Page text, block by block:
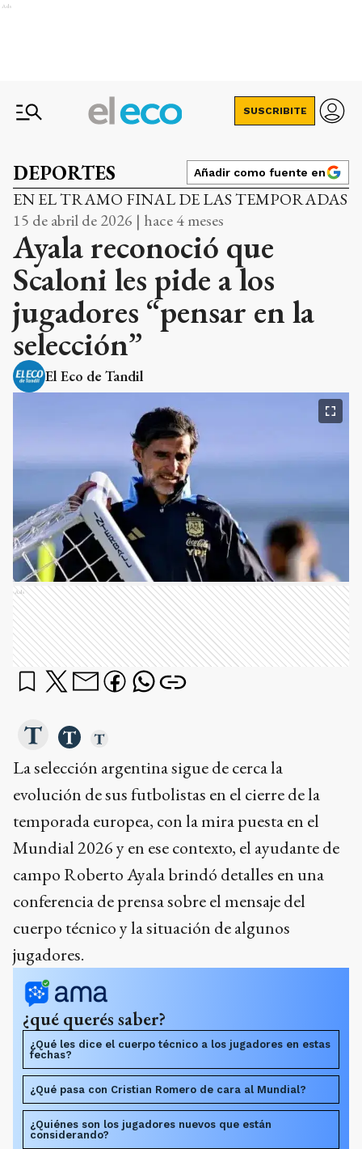
Ads
SUSCRIBITE
DEPORTES Añadir como fuente en
EN EL TRAMO FINAL DE LAS TEMPORADAS
15 de abril de 2026 | hace 4 meses
Ayala reconoció que
Scaloni les pide a los
jugadores “pensar en la
selección”
El Eco de Tandil
Ads
La selección argentina sigue de cerca la
evolución de sus futbolistas en el cierre de la
temporada europea, con la mira puesta en el
Mundial 2026 y en ese contexto, el ayudante de
campo Roberto Ayala brindó detalles en una
conferencia de prensa sobre el mensaje del
cuerpo técnico y la situación de algunos
jugadores.
¿qué querés saber?
¿Qué les dice el cuerpo técnico a los jugadores en estas
fechas?
¿Qué pasa con Cristian Romero de cara al Mundial?
¿Quiénes son los jugadores nuevos que están
considerando?